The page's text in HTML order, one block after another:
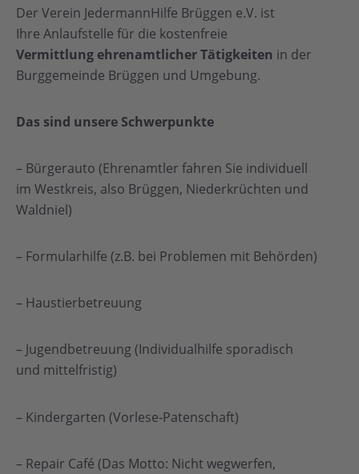
Der Verein JedermannHilfe Brüggen e.V. ist
Ihre Anlaufstelle für die kostenfreie
Vermittlung ehrenamtlicher Tätigkeiten in der
Burggemeinde Brüggen und Umgebung.
Das sind unsere Schwerpunkte
– Bürgerauto (Ehrenamtler fahren Sie individuell
im Westkreis, also Brüggen, Niederkrüchten und
Waldniel)
– Formularhilfe (z.B. bei Problemen mit Behörden)
– Haustierbetreuung
– Jugendbetreuung (Individualhilfe sporadisch
und mittelfristig)
– Kindergarten (Vorlese-Patenschaft)
– Repair Café (Das Motto: Nicht wegwerfen,